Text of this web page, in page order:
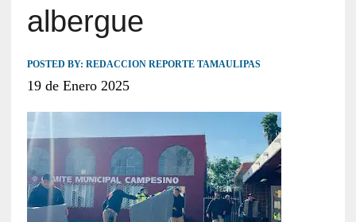
albergue
POSTED BY: REDACCION REPORTE TAMAULIPAS
19 de Enero 2025